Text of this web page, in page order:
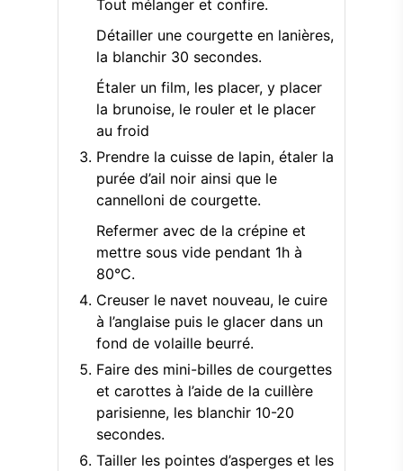
Tout mélanger et confire.
Détailler une courgette en lanières,
la blanchir 30 secondes.
Étaler un film, les placer, y placer
la brunoise, le rouler et le placer
au froid
Prendre la cuisse de lapin, étaler la
purée d’ail noir ainsi que le
cannelloni de courgette.
Refermer avec de la crépine et
mettre sous vide pendant 1h à
80°C.
Creuser le navet nouveau, le cuire
à l’anglaise puis le glacer dans un
fond de volaille beurré.
Faire des mini-billes de courgettes
et carottes à l’aide de la cuillère
parisienne, les blanchir 10-20
secondes.
Tailler les pointes d’asperges et les